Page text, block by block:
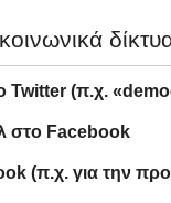
Twitter (π.χ.
στο Facebook
(π.χ. για την